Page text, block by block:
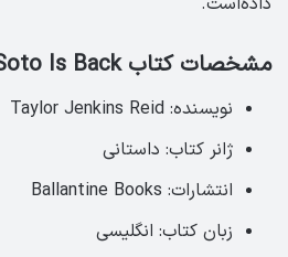
مشخصات کتاب Carrie Soto Is Back
نویسنده: Taylor Jenkins Reid
ژانر کتاب: داستانی
انتشارات: Ballantine Books
زبان کتاب: انگلیسی‏